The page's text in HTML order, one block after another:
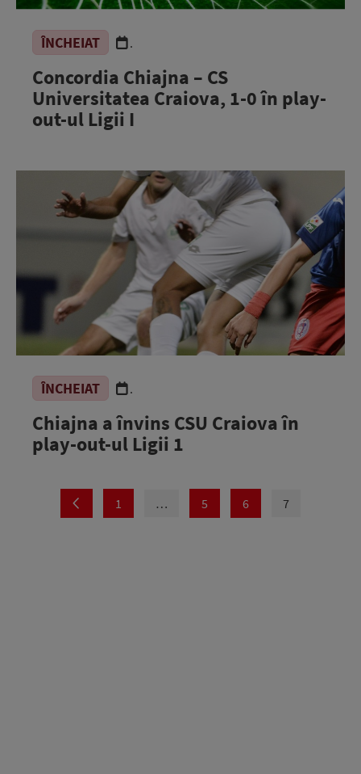
ÎNCHEIAT .
Concordia Chiajna – CS
Universitatea Craiova, 1-0 în play-
out-ul Ligii I
ÎNCHEIAT .
Chiajna a învins CSU Craiova în
play-out-ul Ligii 1
1 … 5 6 7